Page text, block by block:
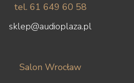
tel. 61 649 60 58
sklep@audioplaza.pl
Salon Wrocław